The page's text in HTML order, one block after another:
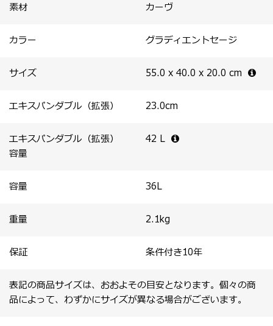
素材 カーヴ
カラー グラディエントセージ
サイズ 55.0 x 40.0 x 20.0 cm
エキスパンダブル（拡張） 23.0cm
エキスパンダブル（拡張）
容量
42 L
容量 36L
重量 2.1kg
保証 条件付き10年
表記の商品サイズは、おおよその目安となります。個々の商
品によって、わずかにサイズが異なる場合がございます。